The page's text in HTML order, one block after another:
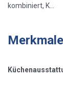
kombiniert, K...